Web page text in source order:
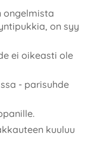
ongelmista
on syy
ei oikeasti ole
- parisuhde
kuuluu